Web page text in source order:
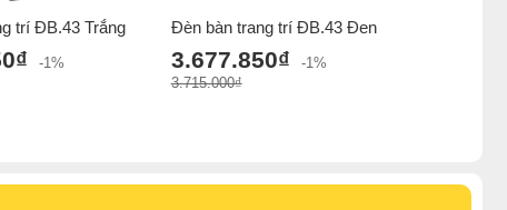
trí ĐB.43 Trắng
-1%
Đèn bàn trang trí ĐB.43 Đen
3.677.850₫
-1%
3.715.000₫